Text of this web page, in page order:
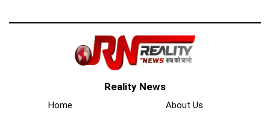
Reality News
Home
About Us